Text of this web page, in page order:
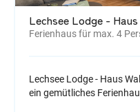
Ferienhaus für max. 4
Lechsee Lodge - Haus
ein gemütliches